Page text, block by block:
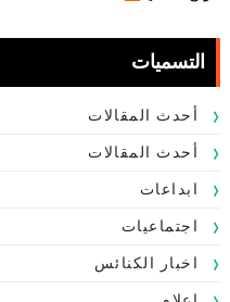
التسميات
أحدث المقالات
أحدث المقالات
ابداعات
اجتماعيات
اخبار الكنائس